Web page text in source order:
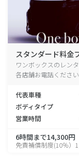
スタンダード料金
ワンボックスのレン
各店舗お電話ください
代表車種
ボディタイプ
営業時間
6時間まで14,300円
免責補償制度(10％）